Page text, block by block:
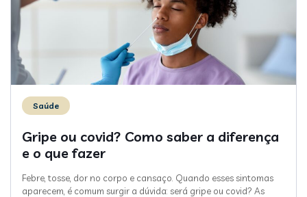
Saúde
Gripe ou covid? Como saber a diferença
e o que fazer
Febre, tosse, dor no corpo e cansaço. Quando esses sintomas
aparecem, é comum surgir a dúvida: será gripe ou covid? As